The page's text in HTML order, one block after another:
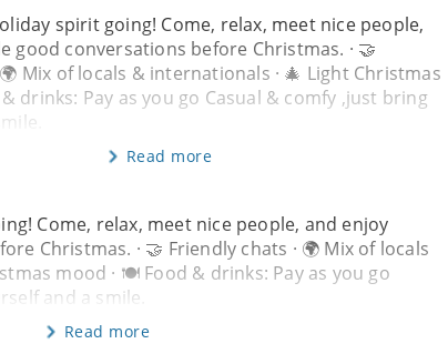
spirit going! Come, relax, meet nice people,
good conversations before Christmas. · 🤝
Mix of locals & internationals · 🎄 Light Christmas
drinks: Pay as you go Casual & comfy ,just bring
Read more
Come, relax, meet nice people, and enjoy
Christmas. · 🤝 Friendly chats · 🌍 Mix of locals
mood · 🍽️ Food & drinks: Pay as you go
and a smile.
Read more